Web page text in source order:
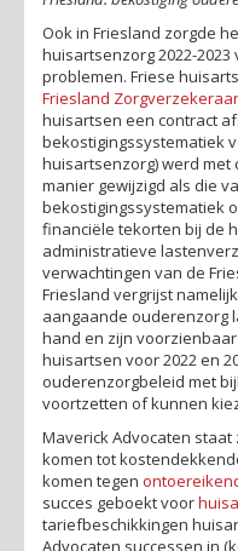
Ook in Friesland zorgde
huisartsenzorg 2022-
problemen. Friese
Friesland Zorgverzekeraar
huisartsen een contract
bekostigingssystematiek
huisartsenzorg) werd
manier gewijzigd als die
bekostigingssystematiek
financiële tekorten bij de
administratieve
verwachtingen van de
Friesland vergrijst
aangaande ouderenzorg
hand en zijn
huisartsen voor 2022 en
ouderenzorgbeleid met
voortzetten of kunnen
Maverick Advocaten
komen tot
komen tegen
succes geboekt voor
tariefbeschikkingen
Advocaten successen in